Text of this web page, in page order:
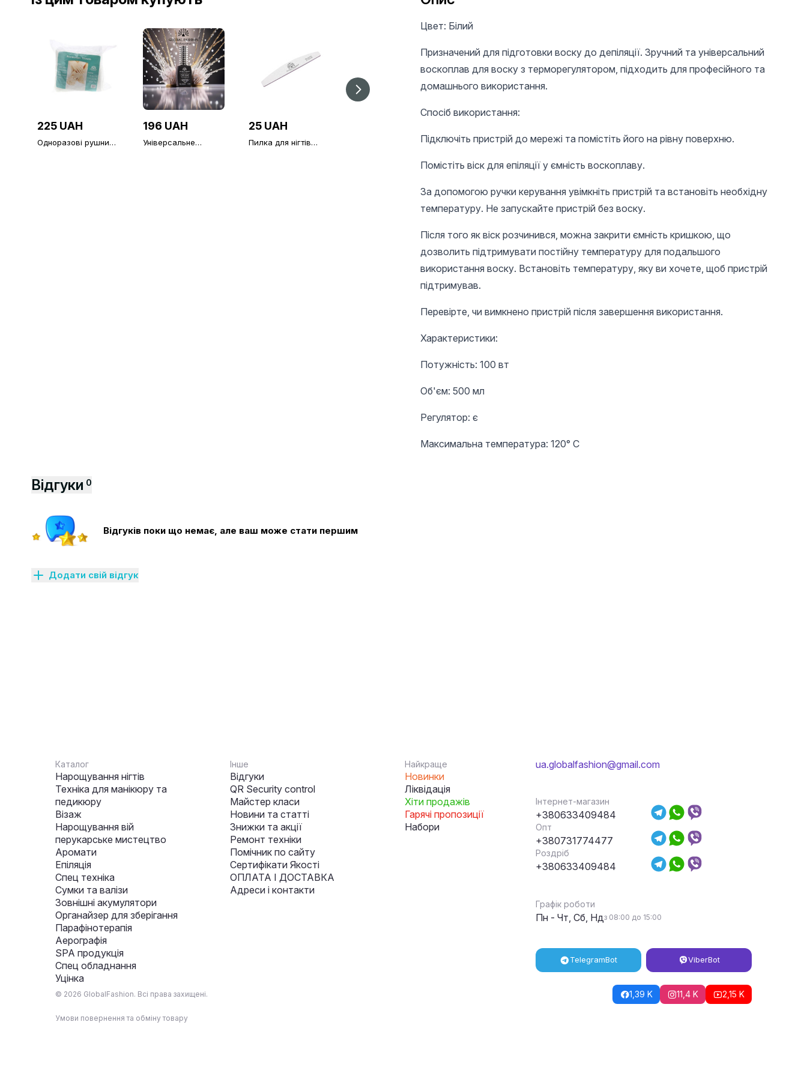
225 UAH
Одноразові рушники
196 UAH
Універсальне
25 UAH
Пилка для нігтів
Пилочка для нігтів
Пилочка для нігтів
150/150
Насадка металева
наждачних циліндрів
7 мм
Пензель для
Цвет: Білий
Призначений для підготовки воску до депіляції. Зручний та універсальний
воскоплав для воску з терморегулятором, підходить для професійного та
домашнього використання.
Спосіб використання:
Підключіть пристрій до мережі та помістіть його на рівну поверхню.
Помістіть віск для епіляції у ємність воскоплаву.
За допомогою ручки керування увімкніть пристрій та встановіть необхідну
температуру. Не запускайте пристрій без воску.
Після того як віск розчинився, можна закрити ємність кришкою, що
дозволить підтримувати постійну температуру для подальшого
використання воску. Встановіть температуру, яку ви хочете, щоб пристрій
підтримував.
Перевірте, чи вимкнено пристрій після завершення використання.
Характеристики:
Потужність: 100 вт
Об'єм: 500 мл
Регулятор: є
Максимальна температура: 120° С
Відгуки 0
Відгуків поки що немає, але ваш може стати першим
Додати свій відгук
Каталог
Нарощування нігтів
Техніка для манікюру та
педикюру
Візаж
Нарощування вій
перукарське мистецтво
Аромати
Епіляція
Спец техніка
Сумки та валізи
Зовнішні акумулятори
Органайзер для зберігання
Парафінотерапія
Аерографія
SPA продукція
Спец обладнання
Уцінка
Інше
Відгуки
QR Security control
Майстер класи
Новини та статті
Знижки та акції
Ремонт техніки
Помічник по сайту
Сертифікати Якості
ОПЛАТА І ДОСТАВКА
Адреси і контакти
Найкраще
Новинки
Ліквідація
Хіти продажів
Гарячі пропозиції
Набори
ua.globalfashion@gmail.com
Інтернет-магазин
+380633409484
Опт
+380731774477
Роздріб
+380633409484
Графік роботи
Пн - Чт, Сб, Ндз 08:00 до 15:00
TelegramBot ViberBot
© 2026 GlobalFashion. Всі права захищені. 1,39 K 11,4 K 2,15 K
Умови повернення та обміну товару